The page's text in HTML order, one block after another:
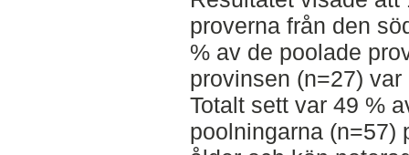
proverna från den
% av de poolade
provinsen (n=27)
Totalt sett var 49 %
poolningarna (n=57)